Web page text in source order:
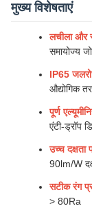
मुख्य विशेषताएं
लचीला और
समायोज्य
IP65
औद्योगिक
पूर्ण
एंटी-ड्रॉप
उच्च दक्षता
90lm/W
सटीक रंग
> 80Ra